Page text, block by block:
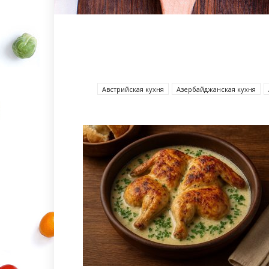
Австрийская кухня Азербайджанcкая кухня